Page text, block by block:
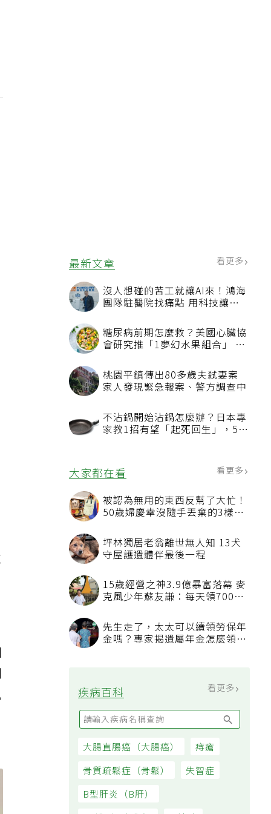
最新文章 看更多
沒人想碰的苦工就讓AI來！鴻海
團隊駐醫院找痛點 用科技讓醫
糖尿病前期怎麼救？美國心臟協
會研究推「1夢幻水果組合」 酪
桃園平鎮傳出80多歲夫弒妻案
家人發現緊急報案、警方調查中
不沾鍋開始沾鍋怎麼辦？日本專
家教1招有望「起死回生」，5情
大家都在看
被認為無用的東西反幫了大忙！
50歲婦慶幸沒隨手丟棄的3樣物
坪林獨居老翁離世無人知 13犬
守屋護遺體伴最後一程
15歲經營之神3.9億暴富落幕 麥
過日子
先生走了，太太可以續領勞保年
疾病百科